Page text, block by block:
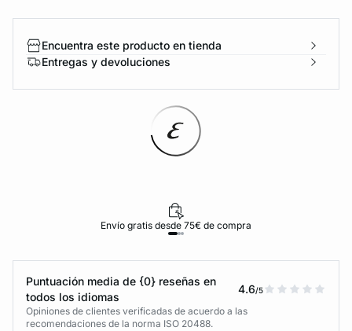
Encuentra este producto en tienda
Entregas y devoluciones
Envío gratis desde 75€ de compra
Puntuación media de {0} reseñas en
todos los idiomas
4.6/5
Opiniones de clientes verificadas de acuerdo a las
recomendaciones de la norma ISO 20488.